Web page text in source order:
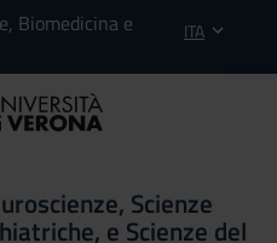
Biomedicina e
ITA
Scienze
e Scienze del